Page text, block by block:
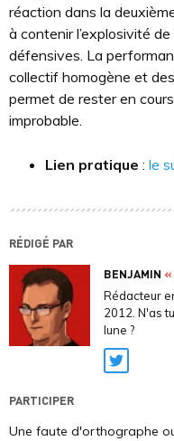
réaction dans la
à contenir l’explosivité
défensives. La
collectif homogène et
permet de rester en
improbable.
Lien pratique : le
RÉDIGÉ PAR
BENJAMIN «
Rédacteur
2012. N'as
lune ?
Twitter
PARTICIPER
Une faute d'orthographe